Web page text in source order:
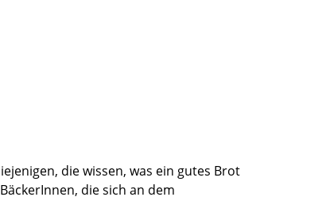
die wissen, was ein gutes Brot
die sich an dem